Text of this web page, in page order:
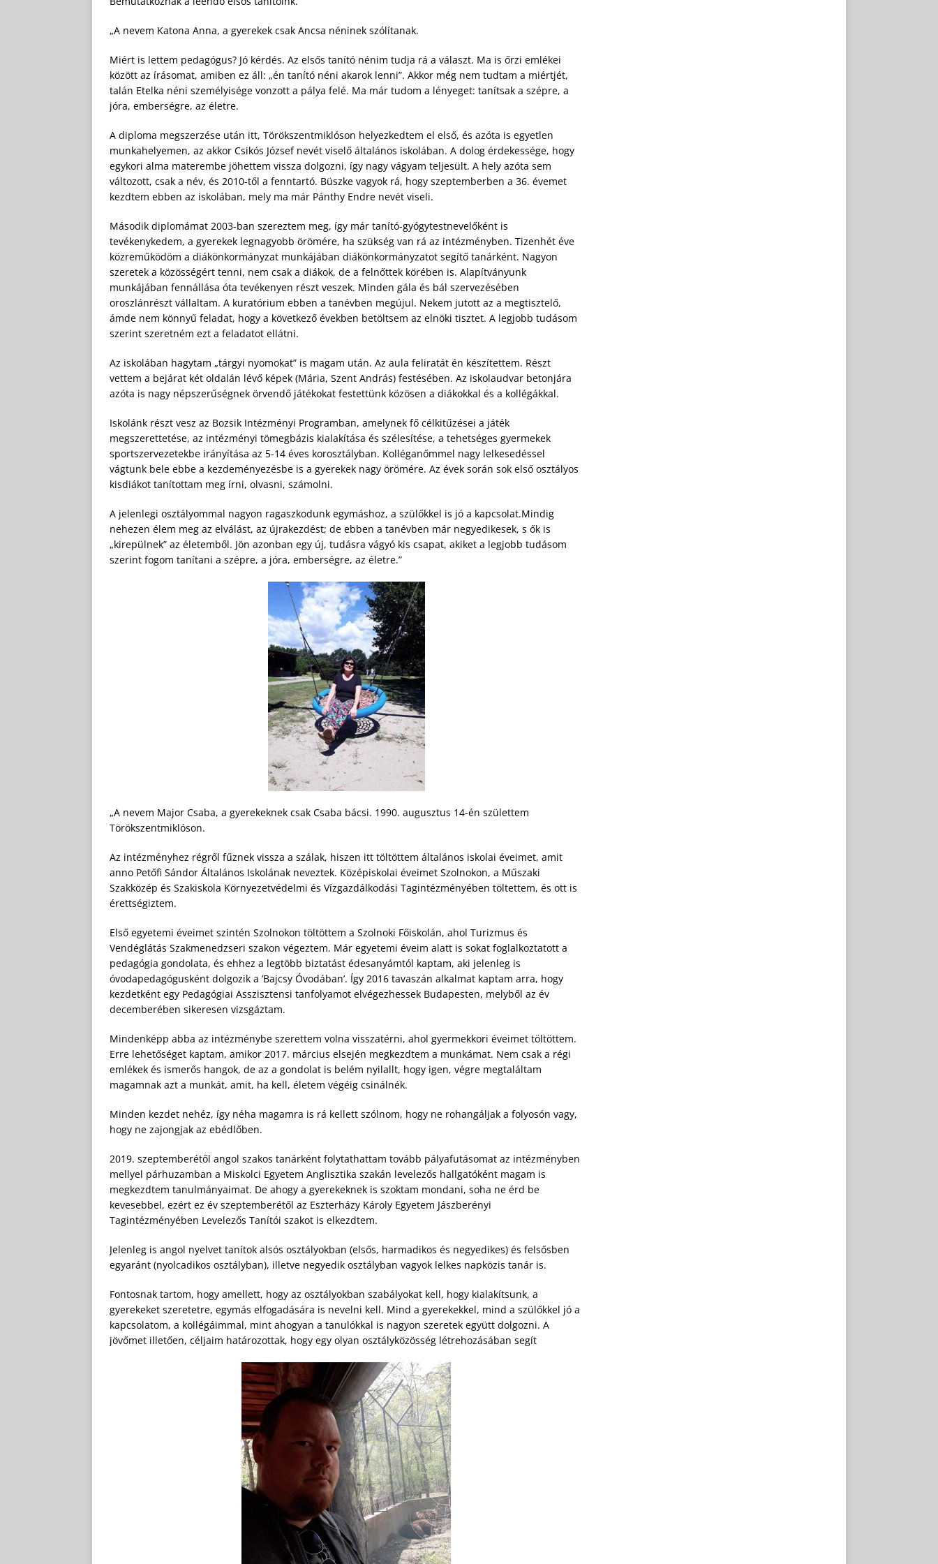
„A nevem Katona Anna, a gyerekek csak Ancsa néninek szólítanak.
Miért is lettem pedagógus? Jó kérdés. Az elsős tanító nénim tudja rá a választ. Ma is őrzi emlékei
között az írásomat, amiben ez áll: „én tanító néni akarok lenni”. Akkor még nem tudtam a miértjét,
talán Etelka néni személyisége vonzott a pálya felé. Ma már tudom a lényeget: tanítsak a szépre, a
jóra, emberségre, az életre.
A diploma megszerzése után itt, Törökszentmiklóson helyezkedtem el első, és azóta is egyetlen
munkahelyemen, az akkor Csikós József nevét viselő általános iskolában. A dolog érdekessége, hogy
egykori alma materembe jöhettem vissza dolgozni, így nagy vágyam teljesült. A hely azóta sem
változott, csak a név, és 2010-től a fenntartó. Büszke vagyok rá, hogy szeptemberben a 36. évemet
kezdtem ebben az iskolában, mely ma már Pánthy Endre nevét viseli.
Második diplomámat 2003-ban szereztem meg, így már tanító-gyógytestnevelőként is
tevékenykedem, a gyerekek legnagyobb örömére, ha szükség van rá az intézményben. Tizenhét éve
közreműködöm a diákönkormányzat munkájában diákönkormányzatot segítő tanárként. Nagyon
szeretek a közösségért tenni, nem csak a diákok, de a felnőttek körében is. Alapítványunk
munkájában fennállása óta tevékenyen részt veszek. Minden gála és bál szervezésében
oroszlánrészt vállaltam. A kuratórium ebben a tanévben megújul. Nekem jutott az a megtisztelő,
ámde nem könnyű feladat, hogy a következő években betöltsem az elnöki tisztet. A legjobb tudásom
szerint szeretném ezt a feladatot ellátni.
Az iskolában hagytam „tárgyi nyomokat” is magam után. Az aula feliratát én készítettem. Részt
vettem a bejárat két oldalán lévő képek (Mária, Szent András) festésében. Az iskolaudvar betonjára
azóta is nagy népszerűségnek örvendő játékokat festettünk közösen a diákokkal és a kollégákkal.
Iskolánk részt vesz az Bozsik Intézményi Programban, amelynek fő célkitűzései a játék
megszerettetése, az intézményi tömegbázis kialakítása és szélesítése, a tehetséges gyermekek
sportszervezetekbe irányítása az 5-14 éves korosztályban. Kolléganőmmel nagy lelkesedéssel
vágtunk bele ebbe a kezdeményezésbe is a gyerekek nagy örömére. Az évek során sok első osztályos
kisdiákot tanítottam meg írni, olvasni, számolni.
A jelenlegi osztályommal nagyon ragaszkodunk egymáshoz, a szülőkkel is jó a kapcsolat.Mindig
nehezen élem meg az elválást, az újrakezdést; de ebben a tanévben már negyedikesek, s ők is
„kirepülnek” az életemből. Jön azonban egy új, tudásra vágyó kis csapat, akiket a legjobb tudásom
szerint fogom tanítani a szépre, a jóra, emberségre, az életre.”
„A nevem Major Csaba, a gyerekeknek csak Csaba bácsi. 1990. augusztus 14-én születtem
Törökszentmiklóson.
Az intézményhez régről fűznek vissza a szálak, hiszen itt töltöttem általános iskolai éveimet, amit
anno Petőfi Sándor Általános Iskolának neveztek. Középiskolai éveimet Szolnokon, a Műszaki
Szakközép és Szakiskola Környezetvédelmi és Vízgazdálkodási Tagintézményében töltettem, és ott is
érettségiztem.
Első egyetemi éveimet szintén Szolnokon töltöttem a Szolnoki Főiskolán, ahol Turizmus és
Vendéglátás Szakmenedzseri szakon végeztem. Már egyetemi éveim alatt is sokat foglalkoztatott a
pedagógia gondolata, és ehhez a legtöbb biztatást édesanyámtól kaptam, aki jelenleg is
óvodapedagógusként dolgozik a ’Bajcsy Óvodában’. Így 2016 tavaszán alkalmat kaptam arra, hogy
kezdetként egy Pedagógiai Asszisztensi tanfolyamot elvégezhessek Budapesten, melyből az év
decemberében sikeresen vizsgáztam.
Mindenképp abba az intézménybe szerettem volna visszatérni, ahol gyermekkori éveimet töltöttem.
Erre lehetőséget kaptam, amikor 2017. március elsején megkezdtem a munkámat. Nem csak a régi
emlékek és ismerős hangok, de az a gondolat is belém nyilallt, hogy igen, végre megtaláltam
magamnak azt a munkát, amit, ha kell, életem végéig csinálnék.
Minden kezdet nehéz, így néha magamra is rá kellett szólnom, hogy ne rohangáljak a folyosón vagy,
hogy ne zajongjak az ebédlőben.
2019. szeptemberétől angol szakos tanárként folytathattam tovább pályafutásomat az intézményben
mellyel párhuzamban a Miskolci Egyetem Anglisztika szakán levelezős hallgatóként magam is
megkezdtem tanulmányaimat. De ahogy a gyerekeknek is szoktam mondani, soha ne érd be
kevesebbel, ezért ez év szeptemberétől az Eszterházy Károly Egyetem Jászberényi
Tagintézményében Levelezős Tanítói szakot is elkezdtem.
Jelenleg is angol nyelvet tanítok alsós osztályokban (elsős, harmadikos és negyedikes) és felsősben
egyaránt (nyolcadikos osztályban), illetve negyedik osztályban vagyok lelkes napközis tanár is.
Fontosnak tartom, hogy amellett, hogy az osztályokban szabályokat kell, hogy kialakítsunk, a
gyerekeket szeretetre, egymás elfogadására is nevelni kell. Mind a gyerekekkel, mind a szülőkkel jó a
kapcsolatom, a kollégáimmal, mint ahogyan a tanulókkal is nagyon szeretek együtt dolgozni. A
jövőmet illetően, céljaim határozottak, hogy egy olyan osztályközösség létrehozásában segít